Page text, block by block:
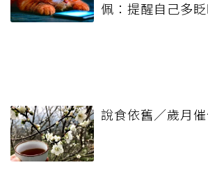
佩：提醒自己多
說食依舊／歲月